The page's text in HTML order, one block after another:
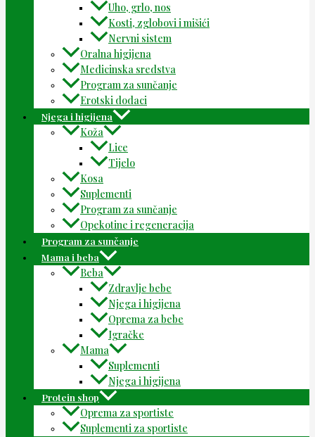
Uho, grlo, nos
Kosti, zglobovi i mišići
Nervni sistem
Oralna higijena
Medicinska sredstva
Program za sunčanje
Erotski dodaci
Njega i higijena
Koža
Lice
Tijelo
Kosa
Suplementi
Program za sunčanje
Opekotine i regeneracija
Program za sunčanje
Mama i beba
Beba
Zdravlje bebe
Njega i higijena
Oprema za bebe
Igračke
Mama
Suplementi
Njega i higijena
Protein shop
Oprema za sportiste
Suplementi za sportiste